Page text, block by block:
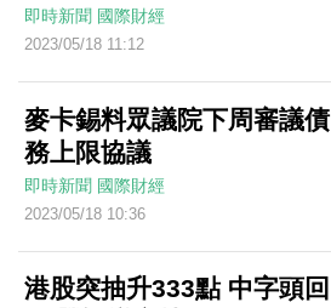
即時新聞 國際財經
2023/05/18 11:12
麥卡錫料眾議院下周審議債
務上限協議
即時新聞 國際財經
2023/05/18 10:36
港股突抽升333點 中字頭回